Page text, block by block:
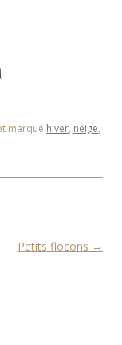
marqué hiver, neige,
Petits flocons →